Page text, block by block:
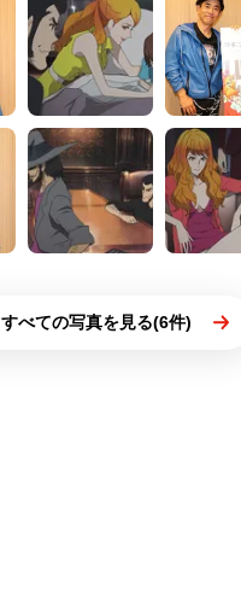
すべての写真を見る(6件)